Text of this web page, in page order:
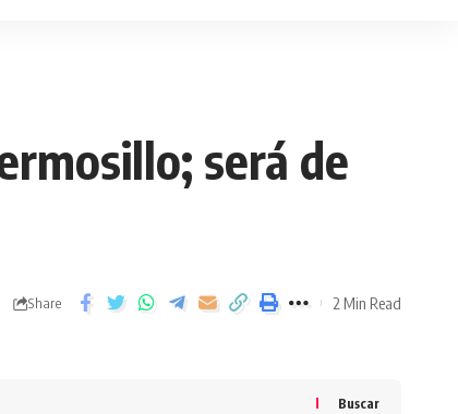
será de
Share 2 Min Read
Buscar